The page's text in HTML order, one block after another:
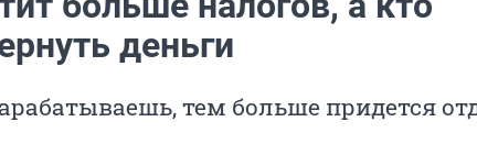
деньги
тем больше придется